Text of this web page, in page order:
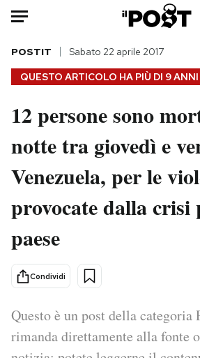
Auto
HOME
Italia
Politica
Tecnologia
Scienza
Cultura
Sport
PODCAST
QUESTO ARTICOLO HA PIÙ DI 9 ANNI
POSTIT Sabato 22 aprile 2017
12 persone sono
notte tra giovedì e
Venezuela, per le
provocate dalla crisi
paese
Condividi
Questo è un post della categoria
rimanda direttamente alla fonte